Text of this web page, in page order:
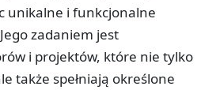
unikalne i funkcjonalne
zadaniem jest
i projektów, które nie tylko
także spełniają określone